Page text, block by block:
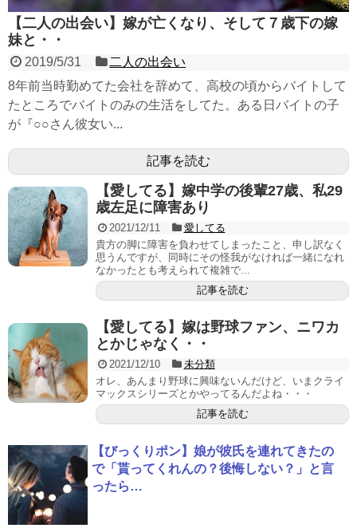
【二人の出会い】嫁が亡くなり、そして７歳下の嫁
妹と・・
2019/5/31
二人の出会い
8年前当時勤めてた会社を辞めて、高校の頃からバイトして
たところでバイトのみの生活をしてた。ある日バイトの子
が『○○さん彼女い...
記事を読む
【愛してる】嫁中学の後輩27歳、私29
歳左足に障害あり
2021/12/11
愛してる
貴方の脚に障害を負わせてしまったこと、申し訳なく
思うんですが、同時にその怪我がなければ一緒になれ
なかったとも考えられて複雑で...
記事を読む
【愛してる】嫁は野球ファン、ニワカ
とかじゃなく・・
2021/12/10
未分類
オレ、あんまり野球に興味ないんだけど、いまクライ
マックスシリーズとかやってるんだよね・・・
記事を読む
【びっくりポン】娘が彼氏を連れてきたの
で「貰ってくれんの？後悔しない？」と言
ったら…